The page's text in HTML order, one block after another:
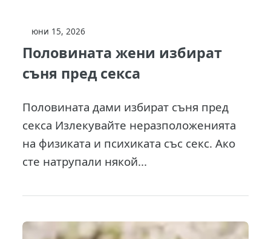
юни 15, 2026
Половината жени избират
съня пред секса
Половината дами избират съня пред
секса Излекувайте неразположенията
на физиката и психиката със секс. Ако
сте натрупали някой...